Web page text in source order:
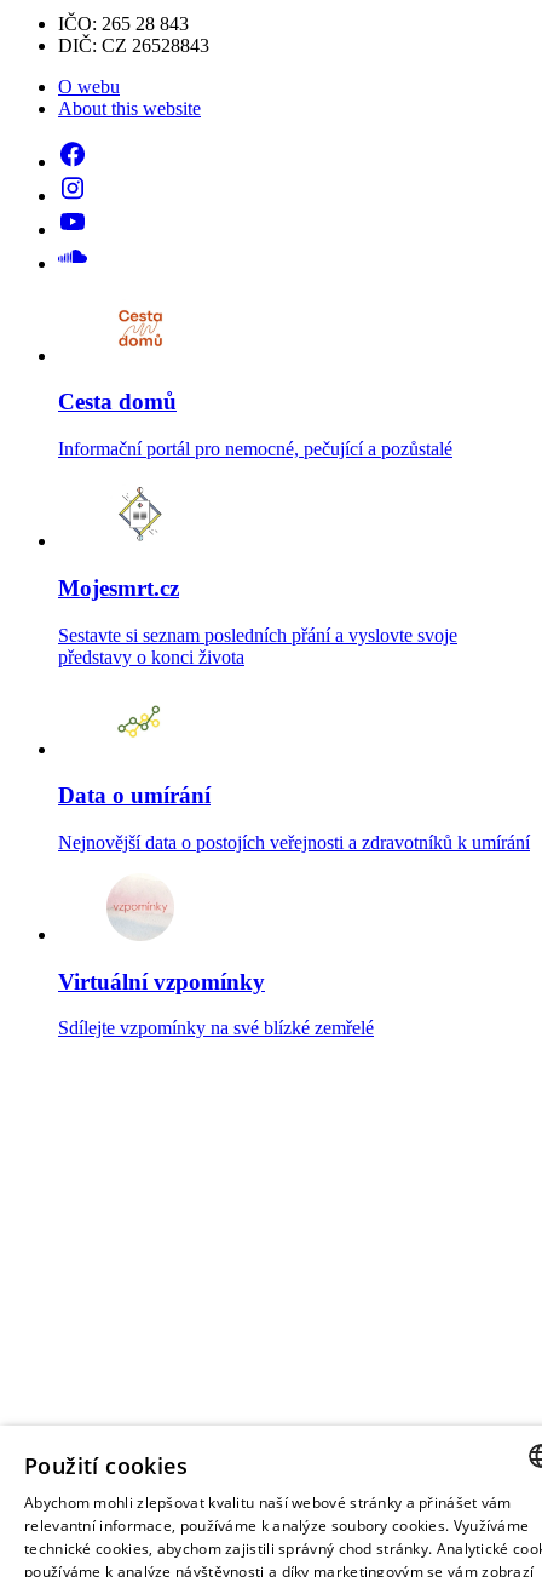
IČO: 265 28 843
DIČ: CZ 26528843
O webu
About this website
Cesta domů
Informační portál pro nemocné, pečující a pozůstalé
Mojesmrt.cz
Sestavte si seznam posledních přání a vyslovte svoje
představy o konci života
Data o umírání
Nejnovější data o postojích veřejnosti a zdravotníků k umírání
Virtuální vzpomínky
Sdílejte vzpomínky na své blízké zemřelé
Použití cookies
Abychom mohli zlepšovat kvalitu naší webové stránky a přinášet vám
relevantní informace, používáme k analýze soubory cookies. Využíváme
technické cookies, abychom zajistili správný chod stránky. Analytické
používáme k analýze návštěvnosti a díky marketingovým se vám zobrazí